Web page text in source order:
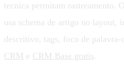
tecnica permitam rastreamento.
usa schema de artigo no layout,
descritivo, tags, foco de
CRM e CRM Base gratis.